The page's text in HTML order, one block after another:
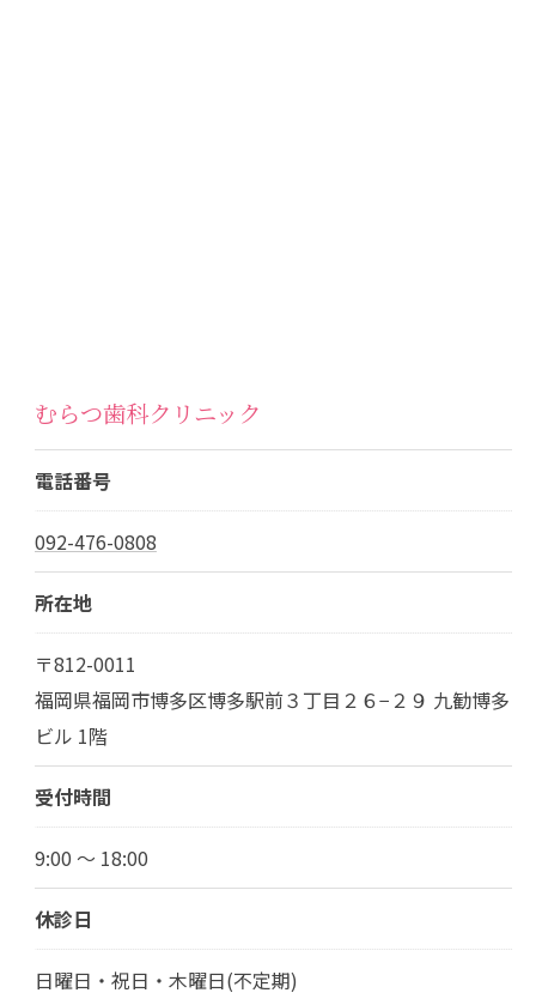
むらつ歯科クリニック
電話番号
092-476-0808
所在地
〒812-0011
福岡県福岡市博多区博多駅前３丁目２６−２９ 九勧博多
ビル 1階
受付時間
9:00 ～ 18:00
休診日
日曜日・祝日・木曜日(不定期)